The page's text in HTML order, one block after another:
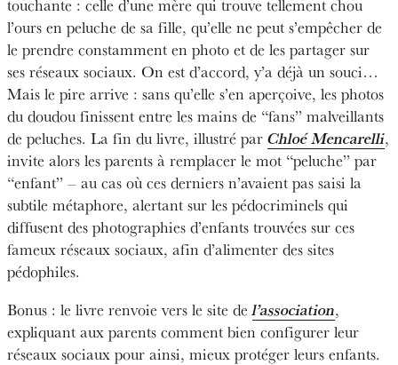
touchante : celle d’une mère qui trouve tellement chou
l’ours en peluche de sa fille, qu’elle ne peut s’empêcher de
le prendre constamment en photo et de les partager sur
ses réseaux sociaux. On est d’accord, y’a déjà un souci…
Mais le pire arrive : sans qu’elle s’en aperçoive, les photos
du doudou finissent entre les mains de “fans” malveillants
de peluches. La fin du livre, illustré par Chloé Mencarelli,
invite alors les parents à remplacer le mot “peluche” par
“enfant” – au cas où ces derniers n’avaient pas saisi la
subtile métaphore, alertant sur les pédocriminels qui
diffusent des photographies d’enfants trouvées sur ces
fameux réseaux sociaux, afin d’alimenter des sites
pédophiles.
Bonus : le livre renvoie vers le site del’association,
expliquant aux parents comment bien configurer leur
réseaux sociaux pour ainsi, mieux protéger leurs enfants.